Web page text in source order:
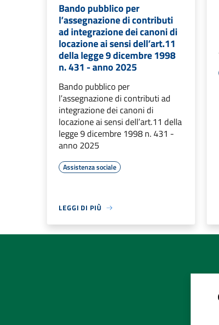
Bando pubblico per
l’assegnazione di contributi
ad integrazione dei canoni di
locazione ai sensi dell’art.11
della legge 9 dicembre 1998
n. 431 - anno 2025
Bando pubblico per
l’assegnazione di contributi ad
integrazione dei canoni di
locazione ai sensi dell’art.11 della
legge 9 dicembre 1998 n. 431 -
anno 2025
Assistenza sociale
LEGGI DI PIÙ